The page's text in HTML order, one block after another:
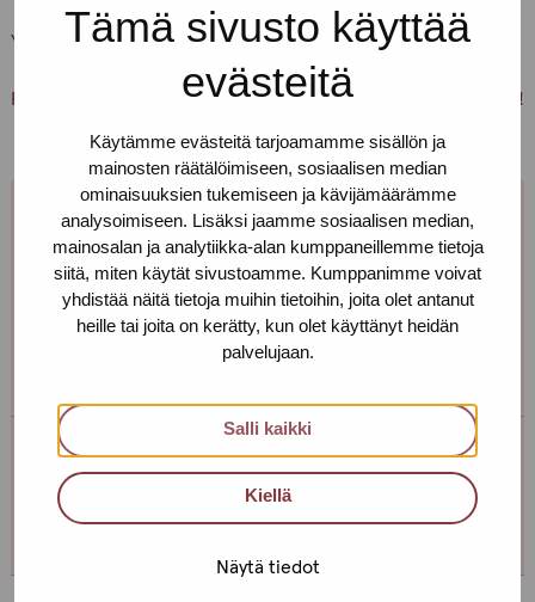
Tämä sivusto käyttää
evästeitä
Käytämme evästeitä tarjoamamme sisällön ja
mainosten räätälöimiseen, sosiaalisen median
ominaisuuksien tukemiseen ja kävijämäärämme
analysoimiseen. Lisäksi jaamme sosiaalisen median,
mainosalan ja analytiikka-alan kumppaneillemme tietoja
siitä, miten käytät sivustoamme. Kumppanimme voivat
yhdistää näitä tietoja muihin tietoihin, joita olet antanut
heille tai joita on kerätty, kun olet käyttänyt heidän
palvelujaan.
Salli kaikki
Kiellä
Näytä tiedot
You are warmly welcome, Pro-tukipiste staff
PS. You can also just pick up condoms and lubricants for free!
We are open every weekday.
If you want to make an appointment, you can just call
or text us! We can also meet somewhere else, if you
can’t come to the office!
Service centre Helsinki
+358 (0)40 650 3705